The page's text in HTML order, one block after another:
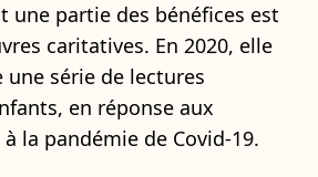
une partie des bénéfices est
caritatives. En 2020, elle
une série de lectures
en réponse aux
la pandémie de Covid-19.